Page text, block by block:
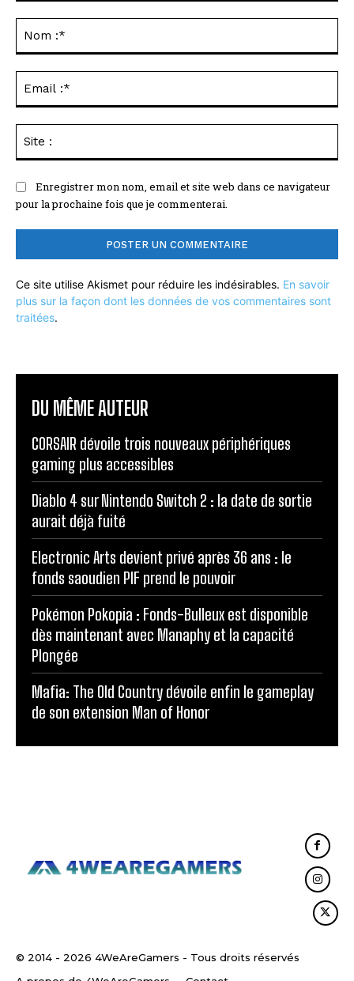
Enregistrer mon nom, email et site web dans ce navigateur
pour la prochaine fois que je commenterai.
Ce site utilise Akismet pour réduire les indésirables. En savoir
plus sur la façon dont les données de vos commentaires sont
traitées.
DU MÊME AUTEUR
CORSAIR dévoile trois nouveaux périphériques
gaming plus accessibles
Diablo 4 sur Nintendo Switch 2 : la date de sortie
aurait déjà fuité
Electronic Arts devient privé après 36 ans : le
fonds saoudien PIF prend le pouvoir
Pokémon Pokopia : Fonds-Bulleux est disponible
dès maintenant avec Manaphy et la capacité
Plongée
Mafia: The Old Country dévoile enfin le gameplay
de son extension Man of Honor
© 2014 - 2026 4WeAreGamers - Tous droits réservés